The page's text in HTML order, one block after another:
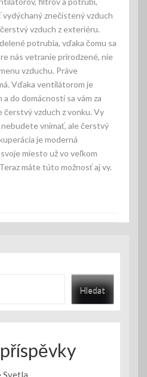
znečistený vzduch
vzduch z exteriéru.
potrubia, vďaka čomu sa
nás vetranie prirodzené, nie
vzduchu. Práve
Vďaka ventilátorom je
do domácnosti sa vám za
vzduch z vonku. Vy
vnímať, ale čerstvý
je moderná
miesto už vo veľkom
máte túto možnosť aj vy.
Hledat
Svetla